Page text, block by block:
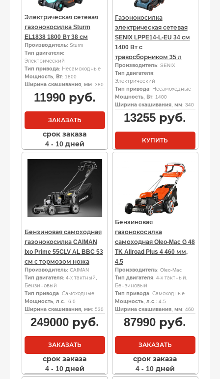
Электрическая сетевая
газонокосилка Sturm
EL1838 1800 Вт 38 см
Производитель: Sturm
Тип двигателя:
Электрический
Тип привода: Несамоходные
Мощность, Вт: 1800
Ширина скашивания, мм: 380
11990руб.
ЗАКАЗАТЬ
срок заказа
4 - 10 дней
Газонокосилка
электрическая сетевая
SENIX LPPE14-L-EU 34 см
1400 Вт с
травосборником 35 л
Производитель: SENIX
Тип двигателя:
Электрический
Тип привода: Несамоходные
Мощность, Вт: 1400
Ширина скашивания, мм: 340
13255 руб.
КУПИТЬ
Бензиновая самоходная
газонокосилка CAIMAN
Ixo Prime 55CLV AL BBC 53
см с тормозом ножа
Производитель: CAIMAN
Тип двигателя: 4-х тактный,
Бензиновый
Тип привода: Самоходные
Мощность, л.с. : 6.0
Ширина скашивания, мм: 530
249000руб.
ЗАКАЗАТЬ
срок заказа
4 - 10 дней
Бензиновая
газонокосилка
самоходная Oleo-Mac G 48
TK Allroad Plus 4 460 мм,
4.5
Производитель: Oleo-Mac
Тип двигателя: 4-х тактный,
Бензиновый
Тип привода: Самоходные
Мощность, л.с. : 4.5
Ширина скашивания, мм: 460
87990 руб.
ЗАКАЗАТЬ
срок заказа
4 - 10 дней